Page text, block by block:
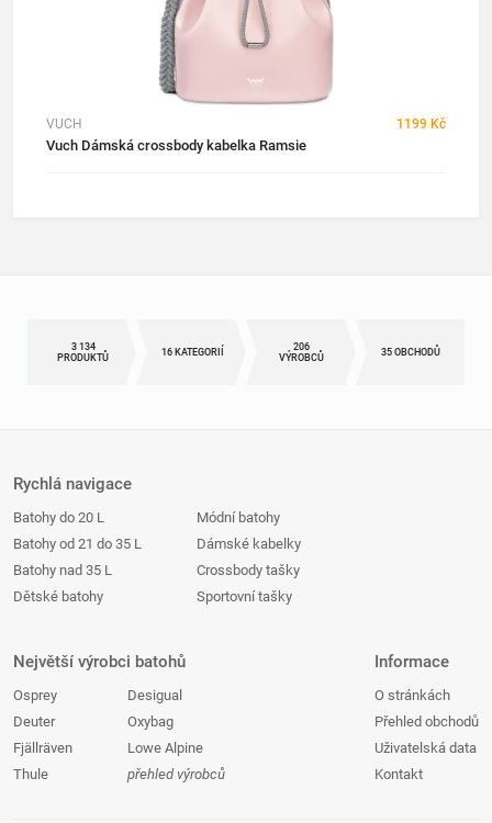
VUCH 1199 Kč
Vuch Dámská crossbody kabelka Ramsie
3 134
PRODUKTŮ
16 KATEGORIÍ
206
VÝROBCŮ
35 OBCHODŮ
Rychlá navigace
Batohy do 20 L
Batohy od 21 do 35 L
Batohy nad 35 L
Dětské batohy
Módní batohy
Dámské kabelky
Crossbody tašky
Sportovní tašky
Největší výrobci batohů
Osprey
Deuter
Fjällräven
Thule
Desigual
Oxybag
Lowe Alpine
přehled výrobců
Informace
O stránkách
Přehled obchodů
Uživatelská data
Kontakt